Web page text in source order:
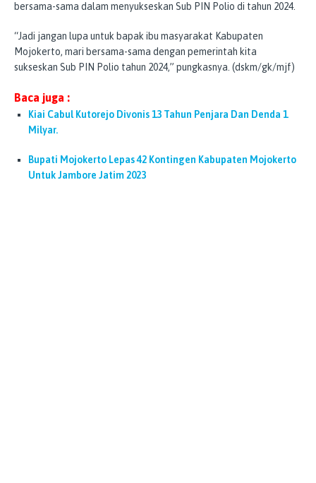
bersama-sama dalam menyukseskan Sub PIN Polio di tahun 2024.
“Jadi jangan lupa untuk bapak ibu masyarakat Kabupaten
Mojokerto, mari bersama-sama dengan pemerintah kita
sukseskan Sub PIN Polio tahun 2024,” pungkasnya. (dskm/gk/mjf)
Baca juga :
Kiai Cabul Kutorejo Divonis 13 Tahun Penjara Dan Denda 1
Milyar.
Bupati Mojokerto Lepas 42 Kontingen Kabupaten Mojokerto
Untuk Jambore Jatim 2023